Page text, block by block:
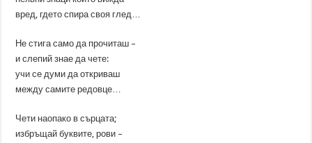
вред, гдето спира своя глед…
Не стига само да прочиташ –
и слепий знае да чете:
учи се думи да откриваш
между самите редовце…
Чети наопако в сърцата;
избръщай буквите, рови –